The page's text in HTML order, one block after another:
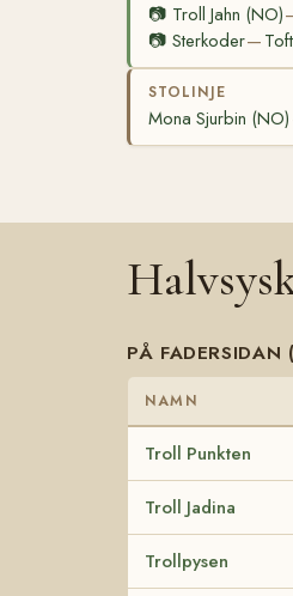
📷 Troll Jahn (NO)
📷 Sterkoder—
STOLINJE
Mona Sjurbin (NO)
PÅ
NAMN
Troll Punkten
Troll Jadina
Trollpysen